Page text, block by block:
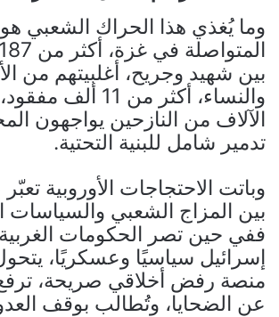
وما يُغذي هذا الحراك الشعبي
بين شهيد وجريح، أغلبيتهم من
والنساء، أكثر من 11
الآلاف من النازحين يواجهون
تدمير شامل للبنية التحتية.
وباتت الاحتجاجات الأوروبية
بين المزاج الشعبي والسياسات
ففي حين تصر الحكومات
إسرائيل سياسيًا وعسكريًا،
منصة رفض أخلاقي صريحة، ترفع
عن الضحايا، وتُطالب بوقف